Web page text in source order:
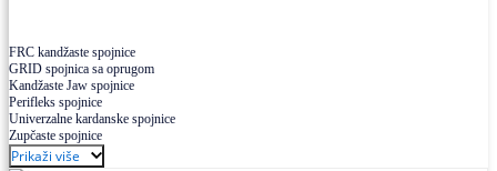
FRC kandžaste spojnice
GRID spojnica sa oprugom
Kandžaste Jaw spojnice
Perifleks spojnice
Univerzalne kardanske spojnice
Zupčaste spojnice
Prikaži više